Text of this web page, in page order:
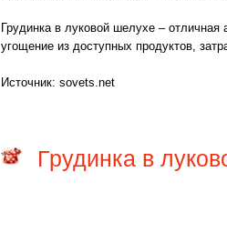
Грудинка в луковой шелухе – отличная
угощение из доступных продуктов,
Источник: sovets.net
Грудинка в